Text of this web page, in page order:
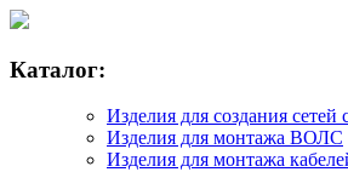
Каталог:
Изделия для создания сетей
Изделия для монтажа ВОЛС
Изделия для монтажа